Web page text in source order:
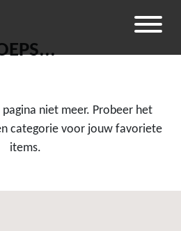
niet meer. Probeer het
categorie voor jouw favoriete
items.